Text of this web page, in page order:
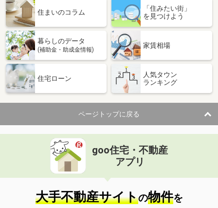
住まいのコラム
「住みたい街」
を見つけよう
暮らしのデータ
(補助金・助成金情報)
家賃相場
住宅ローン
人気タウン
ランキング
ページトップに戻る
goo住宅・不動産
アプリ
大手不動産サイトの物件を